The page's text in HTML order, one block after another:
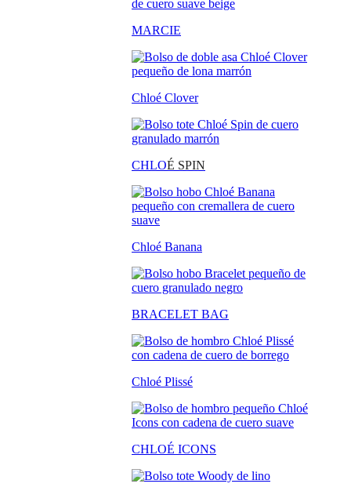
MARCIE
Chloé Clover
CHLOÉ SPIN
Chloé Banana
BRACELET BAG
Chloé Plissé
CHLOÉ ICONS